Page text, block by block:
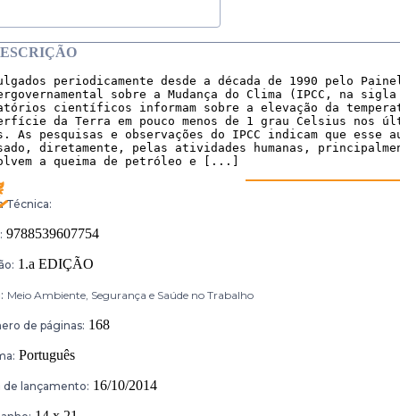
periodicamente desde a década de 1990 pelo
sobre a Mudança do Clima (IPCC, na
científicos informam sobre a elevação da
da Terra em pouco menos de 1 grau Celsius nos
As pesquisas e observações do IPCC indicam que esse
diretamente, pelas atividades humanas,
a queima de petróleo e [...]
Técnica:
9788539607754
1.a EDIÇÃO
Meio Ambiente, Segurança e Saúde no Trabalho
de páginas: 168
Português
de lançamento: 16/10/2014